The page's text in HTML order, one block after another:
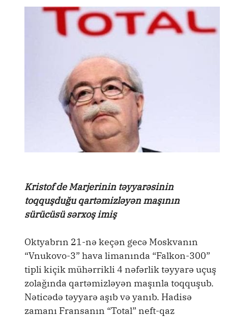
Kristof de Marjerinin təyyarəsinin
toqquşduğu qartəmizləyən maşının
sürücüsü sərxoş imiş
Oktyabrın 21-nə keçən gecə Moskvanın
“Vnukovo-3” hava limanında “Falkon-300”
tipli kiçik mühərrikli 4 nəfərlik təyyarə uçuş
zolağında qartəmizləyən maşınla toqquşub.
Nəticədə təyyarə aşıb və yanıb. Hadisə
zamanı Fransanın “Total” neft-qaz